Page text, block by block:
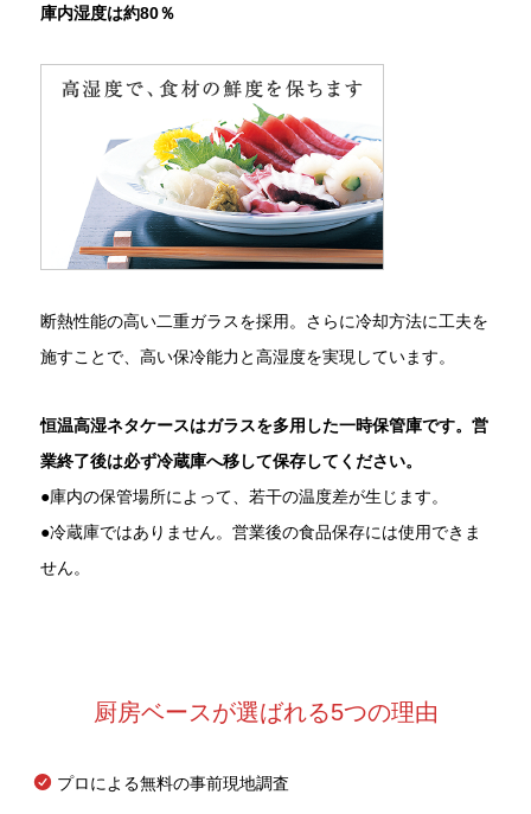
庫内湿度は約80％
断熱性能の高い二重ガラスを採用。さらに冷却方法に工夫を
施すことで、高い保冷能力と高湿度を実現しています。
恒温高湿ネタケースはガラスを多用した一時保管庫です。営
業終了後は必ず冷蔵庫へ移して保存してください。
●庫内の保管場所によって、若干の温度差が生じます。
●冷蔵庫ではありません。営業後の食品保存には使用できま
せん。
厨房ベースが選ばれる5つの理由
プロによる無料の事前現地調査